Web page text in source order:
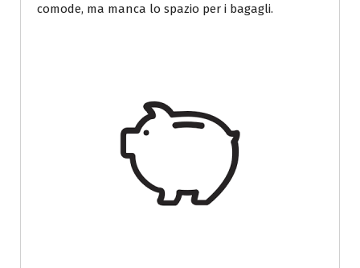
comode, ma manca lo spazio per i bagagli.